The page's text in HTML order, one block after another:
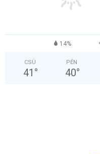
14%
CSÜ
41 °
PÉN
40°